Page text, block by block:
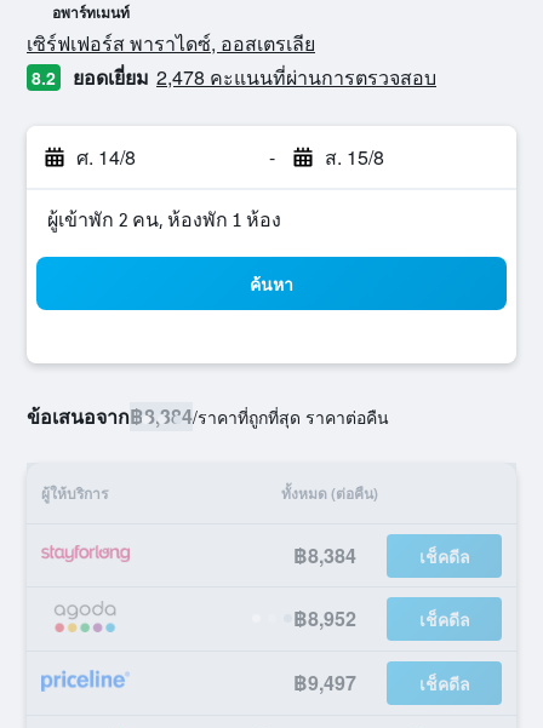
อพาร์ทเมนท์
ให้ 0 ดาว
เซิร์ฟเฟอร์ส พาราไดซ์, ออสเตรเลีย
8.2 ยอดเยี่ยม 2,478 คะแนนที่ผ่านการตรวจสอบ
ศ. 14/8 - ส. 15/8
ผู้เข้าพัก 2 คน, ห้องพัก 1 ห้อง
ค้นหา
ข้อเสนอจาก฿8,384/ราคาที่ถูกที่สุด ราคาต่อคืน
ผู้ให้บริการ ทั้งหมด (ต่อคืน)
฿8,384 เช็คดีล
฿8,952 เช็คดีล
฿9,497 เช็คดีล